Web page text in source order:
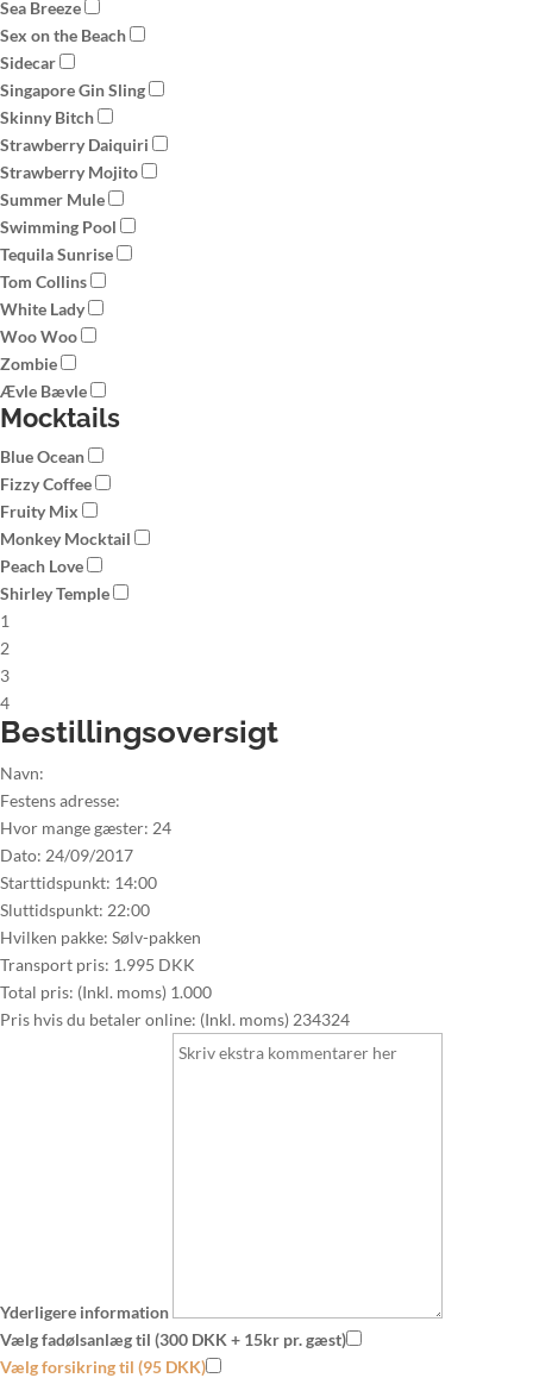
Sea Breeze
Sex on the Beach
Sidecar
Singapore Gin Sling
Skinny Bitch
Strawberry Daiquiri
Strawberry Mojito
Summer Mule
Swimming Pool
Tequila Sunrise
Tom Collins
White Lady
Woo Woo
Zombie
Ævle Bævle
Mocktails
Blue Ocean
Fizzy Coffee
Fruity Mix
Monkey Mocktail
Peach Love
Shirley Temple
1
2
3
4
Bestillingsoversigt
Navn:
Festens adresse:
Hvor mange gæster: 24
Dato: 24/09/2017
Starttidspunkt: 14:00
Sluttidspunkt: 22:00
Hvilken pakke: Sølv-pakken
Transport pris: 1.995 DKK
Total pris: (Inkl. moms) 1.000
Pris hvis du betaler online: (Inkl. moms) 234324
Yderligere information
Vælg fadølsanlæg til (300 DKK + 15kr pr. gæst)
Vælg forsikring til (95 DKK)